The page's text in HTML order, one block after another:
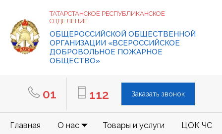
ТАТАРСТАНСКОЕ РЕСПУБЛИКАНСКОЕ
ОТДЕЛЕНИЕ
ОБЩЕРОССИЙСКОЙ ОБЩЕСТВЕННОЙ
ОРГАНИЗАЦИИ «ВСЕРОССИЙСКОЕ
ДОБРОВОЛЬНОЕ ПОЖАРНОЕ
ОБЩЕСТВО»
01 112 Заказать звонок
Главная О нас Товары и услуги ЦОК ЧС